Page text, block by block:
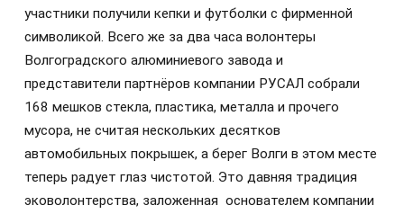
участники получили кепки и футболки с фирменной
символикой. Всего же за два часа волонтеры
Волгоградского алюминиевого завода и
представители партнёров компании РУСАЛ собрали
168 мешков стекла, пластика, металла и прочего
мусора, не считая нескольких десятков
автомобильных покрышек, а берег Волги в этом месте
теперь радует глаз чистотой. Это давняя традиция
эковолонтерства, заложенная основателем компании